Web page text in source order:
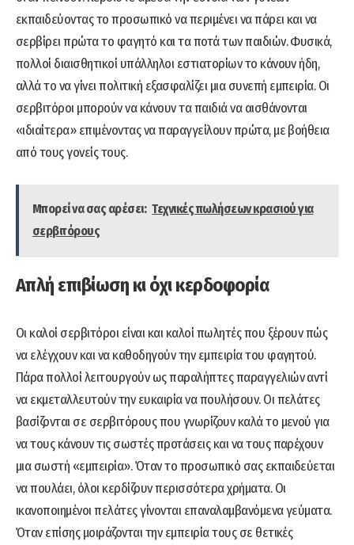
εκπαιδεύοντας το προσωπικό να περιμένει να πάρει και να
σερβίρει πρώτα το φαγητό και τα ποτά των παιδιών. Φυσικά,
πολλοί διαισθητικοί υπάλληλοι εστιατορίων το κάνουν ήδη,
αλλά το να γίνει πολιτική εξασφαλίζει μια συνεπή εμπειρία. Οι
σερβιτόροι μπορούν να κάνουν τα παιδιά να αισθάνονται
«ιδιαίτερα» επιμένοντας να παραγγείλουν πρώτα, με βοήθεια
από τους γονείς τους.
Μπορεί να σας αρέσει: Τεχνικές πωλήσεων κρασιού για
σερβιτόρους
Απλή επιβίωση κι όχι κερδοφορία
Οι καλοί σερβιτόροι είναι και καλοί πωλητές που ξέρουν πώς
να ελέγχουν και να καθοδηγούν την εμπειρία του φαγητού.
Πάρα πολλοί λειτουργούν ως παραλήπτες παραγγελιών αντί
να εκμεταλλευτούν την ευκαιρία να πουλήσουν. Οι πελάτες
βασίζονται σε σερβιτόρους που γνωρίζουν καλά το μενού για
να τους κάνουν τις σωστές προτάσεις και να τους παρέχουν
μια σωστή «εμπειρία». Όταν το προσωπικό σας εκπαιδεύεται
να πουλάει, όλοι κερδίζουν περισσότερα χρήματα. Οι
ικανοποιημένοι πελάτες γίνονται επαναλαμβανόμενα γεύματα.
Όταν επίσης μοιράζονται την εμπειρία τους σε θετικές